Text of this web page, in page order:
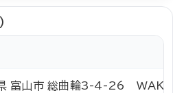
富山市 総曲輪3-4-26